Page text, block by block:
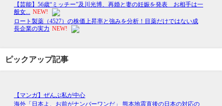
ピックアップ記事